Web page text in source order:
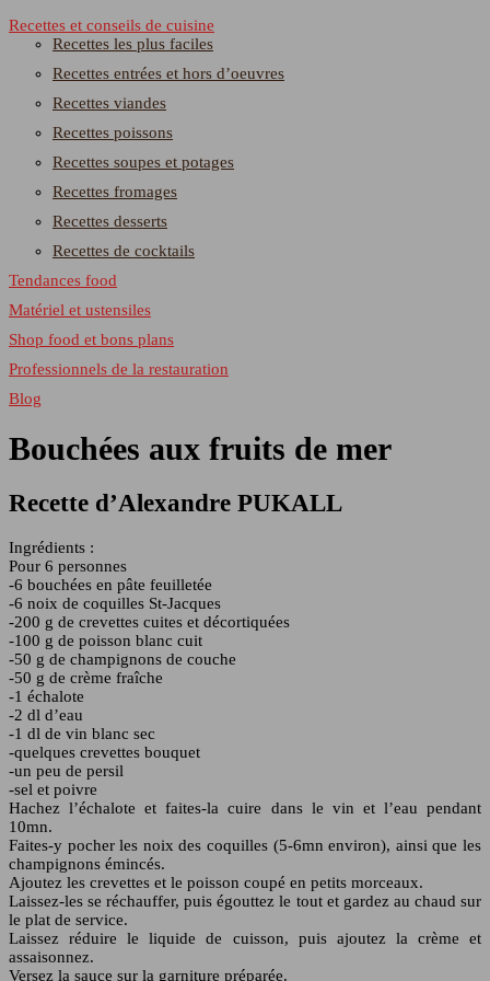
Recettes et conseils de cuisine
Recettes les plus faciles
Recettes entrées et hors d’oeuvres
Recettes viandes
Recettes poissons
Recettes soupes et potages
Recettes fromages
Recettes desserts
Recettes de cocktails
Tendances food
Matériel et ustensiles
Shop food et bons plans
Professionnels de la restauration
Blog
Bouchées aux fruits de mer
Recette d’Alexandre PUKALL
Ingrédients :
Pour 6 personnes
-6 bouchées en pâte feuilletée
-6 noix de coquilles St-Jacques
-200 g de crevettes cuites et décortiquées
-100 g de poisson blanc cuit
-50 g de champignons de couche
-50 g de crème fraîche
-1 échalote
-2 dl d’eau
-1 dl de vin blanc sec
-quelques crevettes bouquet
-un peu de persil
-sel et poivre
Hachez l’échalote et faites-la cuire dans le vin et l’eau pendant
10mn.
Faites-y pocher les noix des coquilles (5-6mn environ), ainsi que les
champignons émincés.
Ajoutez les crevettes et le poisson coupé en petits morceaux.
Laissez-les se réchauffer, puis égouttez le tout et gardez au chaud sur
le plat de service.
Laissez réduire le liquide de cuisson, puis ajoutez la crème et
assaisonnez.
Versez la sauce sur la garniture préparée.